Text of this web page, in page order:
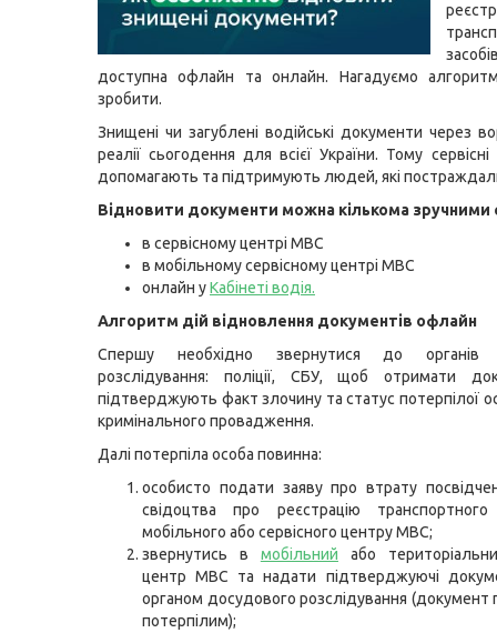
доступна офлайн та онлайн. Нагадуємо
зробити.
Знищені чи загублені водійські документи через
реалії сьогодення для всієї України. Тому
допомагають та підтримують людей, які
Відновити документи можна кількома зручними
в сервісному центрі МВС
в мобільному сервісному центрі МВС
онлайн уКабінеті водія.
Алгоритм дій відновлення документів офлайн
Спершу необхідно звернутися до органів
розслідування: поліції, СБУ, щоб отримати
підтверджують факт злочину та статус потерпілої
кримінального провадження.
Далі потерпіла особа повинна:
особисто подати заяву про втрату
свідоцтва про реєстрацію
мобільного або сервісного центру МВС;
звернутись в мобільний або
центр МВС та надати підтверджуючі
органом досудового розслідування (документ
потерпілим);